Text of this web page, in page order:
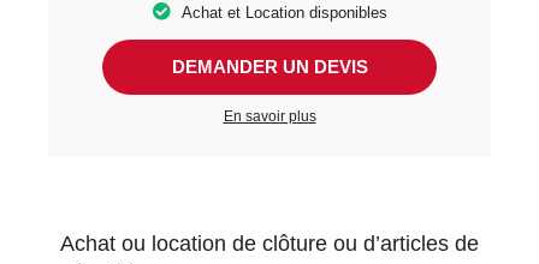
Achat et Location disponibles
DEMANDER UN DEVIS
En savoir plus
Achat ou location de clôture ou d’articles de